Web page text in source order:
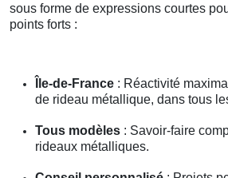
sous forme de expressions courtes
points forts :
Île-de-France : Réactivité
de rideau métallique, dans tous
Tous modèles : Savoir-faire
rideaux métalliques.